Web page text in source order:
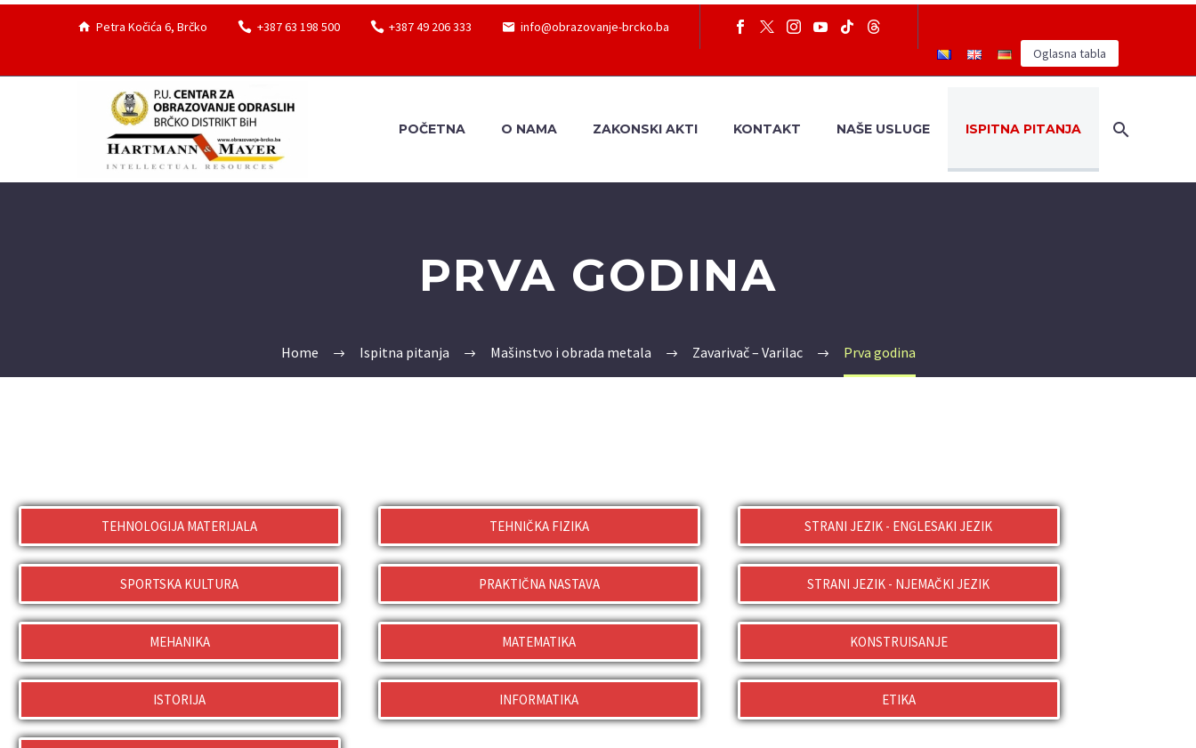
Petra Kočića 6, Brčko +387 63 198 500 +387 49 206 333
info@obrazovanje-brcko.ba
Oglasna tabla
POČETNA O NAMA ZAKONSKI AKTI KONTAKT NAŠE USLUGE ISPITNA PITANJA
PRVA GODINA
Home Ispitna pitanja Mašinstvo i obrada metala Zavarivač – Varilac Prva godina
TEHNOLOGIJA MATERIJALA
SPORTSKA KULTURA
MEHANIKA
ISTORIJA
TEHNIČKA FIZIKA
PRAKTIČNA NASTAVA
MATEMATIKA
INFORMATIKA
STRANI JEZIK - ENGLESAKI JEZIK
STRANI JEZIK - NJEMAČKI JEZIK
KONSTRUISANJE
ETIKA